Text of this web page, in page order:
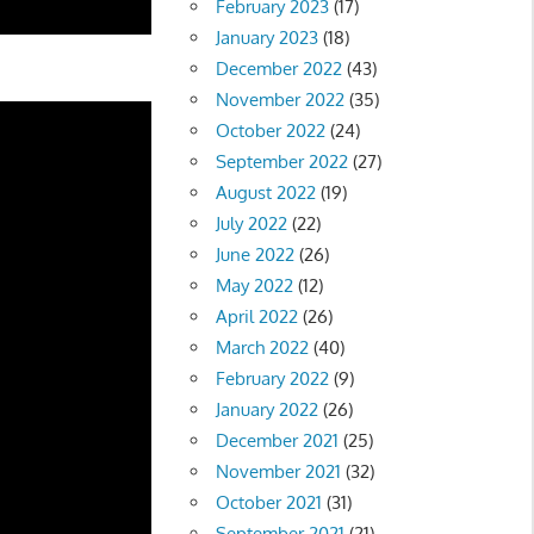
February 2023 (17)
January 2023 (18)
December 2022 (43)
November 2022 (35)
October 2022 (24)
September 2022 (27)
August 2022 (19)
July 2022 (22)
June 2022 (26)
May 2022 (12)
April 2022 (26)
March 2022 (40)
February 2022 (9)
January 2022 (26)
December 2021 (25)
November 2021 (32)
October 2021 (31)